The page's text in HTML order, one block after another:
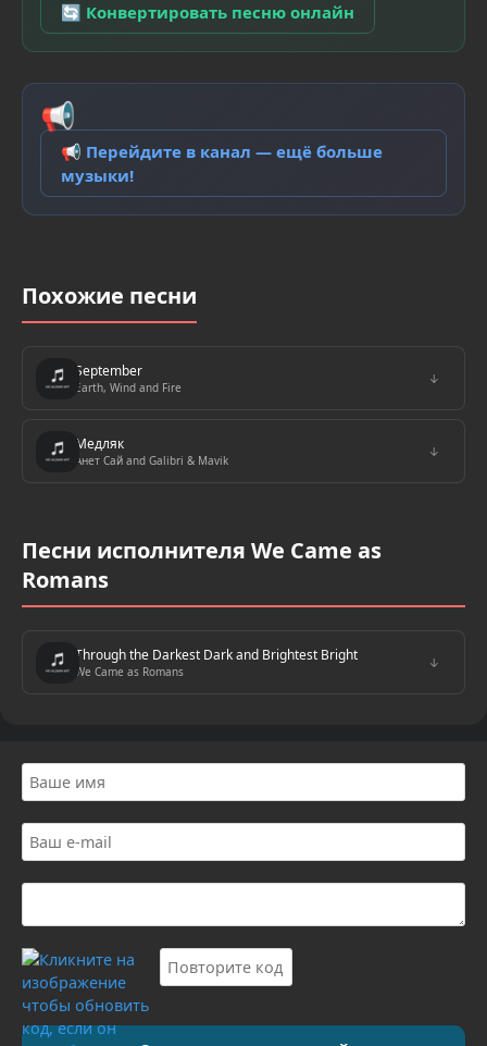
🔄 Конвертировать песню онлайн
📢
📢 Перейдите в канал — ещё больше
музыки!
Похожие песни
September
Earth, Wind and Fire
↓
Медляк
Анет Сай and Galibri & Mavik
↓
Песни исполнителя We Came as
Romans
Through the Darkest Dark and Brightest Bright
We Came as Romans
↓